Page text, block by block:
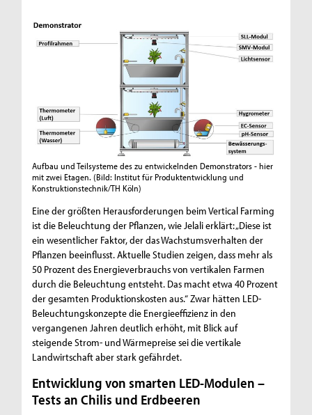
Aufbau und Teilsysteme des zu entwickelnden Demonstrators - hier
mit zwei Etagen.(Bild: Institut für Produktentwicklung und
Konstruktionstechnik/TH Köln)
Eine der größten Herausforderungen beim Vertical Farming
ist die Beleuchtung der Pflanzen, wie Jelali erklärt: „Diese ist
ein wesentlicher Faktor, der das Wachstumsverhalten der
Pflanzen beeinflusst. Aktuelle Studien zeigen, dass mehr als
50 Prozent des Energieverbrauchs von vertikalen Farmen
durch die Beleuchtung entsteht. Das macht etwa 40 Prozent
der gesamten Produktionskosten aus.“ Zwar hätten LED-
Beleuchtungskonzepte die Energieeffizienz in den
vergangenen Jahren deutlich erhöht, mit Blick auf
steigende Strom- und Wärmepreise sei die vertikale
Landwirtschaft aber stark gefährdet.
Entwicklung von smarten LED-Modulen –
Tests an Chilis und Erdbeeren